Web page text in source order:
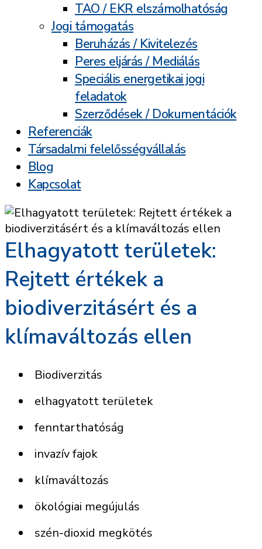
TAO / EKR elszámolhatóság
Jogi támogatás
Beruházás / Kivitelezés
Peres eljárás / Mediálás
Speciális energetikai jogi
feladatok
Szerződések / Dokumentációk
Referenciák
Társadalmi felelősségvállalás
Blog
Kapcsolat
Elhagyatott területek:
Rejtett értékek a
biodiverzitásért és a
klímaváltozás ellen
Biodiverzitás
elhagyatott területek
fenntarthatóság
invazív fajok
klímaváltozás
ökológiai megújulás
szén-dioxid megkötés